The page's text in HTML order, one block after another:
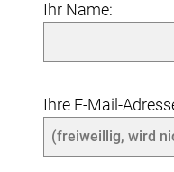
Ihr Name:
Ihre E-Mail-